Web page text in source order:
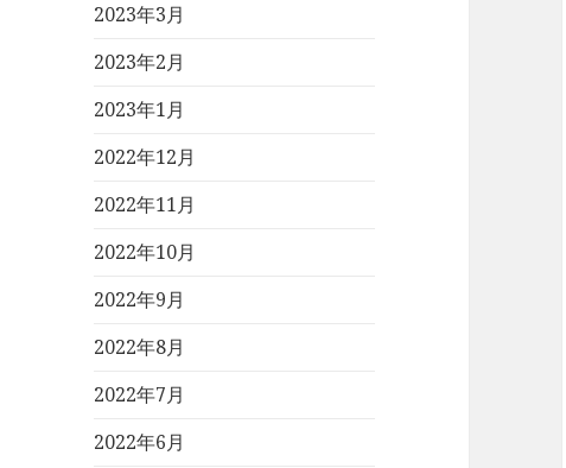
2023年3月
2023年2月
2023年1月
2022年12月
2022年11月
2022年10月
2022年9月
2022年8月
2022年7月
2022年6月